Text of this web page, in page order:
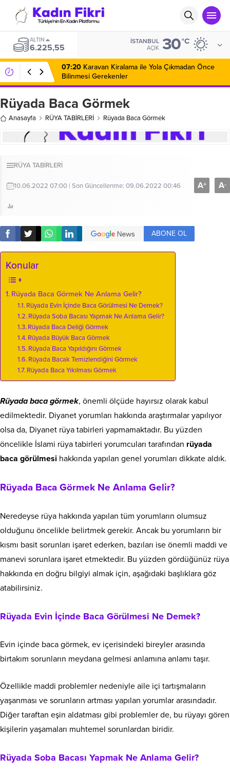
ALTIN
6.225,55
İSTANBUL
AÇIK 30°C
07:20 Karavan Kiralama ile Yola Çıkmadan Önce
Bilinmesi Gerekenler
Rüyada Baca Görmek
Anasayfa RÜYA TABİRLERİ Rüyada Baca Görmek
RÜYA TABİRLERİ
10.06.2022 07:00 | Son Güncellenme: 09.06.2022 00:46 A+ A-
ABONE OL
Konular
Rüyada Baca Görmek Ne Anlama Gelir?
Rüyada Evin İçinde Baca Görülmesi Ne Demek?
Rüyada Soba Bacası Yapmak Ne Anlama Gelir?
Rüyada Baca Deliği Görmek
Rüyada Büyük Baca Görmek
Rüyada Baca Yapıldığını Görmek
Rüyada Bacak Temizlendiğini Görmek
Rüyada Baca Yıkılması Görmek
Rüyada baca görmek, önemli ölçüde hayırsız olarak kabul
edilmektedir. Diyanet yorumları hakkında araştırmalar yapılıyor
olsa da, Diyanet rüya tabirleri yapmamaktadır. Bu yüzden
öncelikle İslami rüya tabirleri yorumcuları tarafından rüyada
baca görülmesi hakkında yapılan genel yorumları dikkate aldık.
Rüyada Baca Görmek Ne Anlama Gelir?
Neredeyse rüya hakkında yapılan tüm yorumların olumsuz
olduğunu öncelikle belirtmek gerekir. Ancak bu yorumların bir
kısmı basit sorunları işaret ederken, bazıları ise önemli maddi ve
manevi sorunlara işaret etmektedir. Bu yüzden gördüğünüz rüya
hakkında en doğru bilgiyi almak için, aşağıdaki başlıklara göz
atabilirsiniz.
Rüyada Evin İçinde Baca Görülmesi Ne Demek?
Evin içinde baca görmek, ev içerisindeki bireyler arasında
birtakım sorunların meydana gelmesi anlamına anlamı taşır.
Özellikle maddi problemler nedeniyle aile içi tartışmaların
yaşanması ve sorunların artması yapılan yorumlar arasındadır.
Diğer taraftan eşin aldatması gibi problemler de, bu rüyayı gören
kişilerin yaşamaları muhtemel sorunlardan biridir.
Rüyada Soba Bacası Yapmak Ne Anlama Gelir?